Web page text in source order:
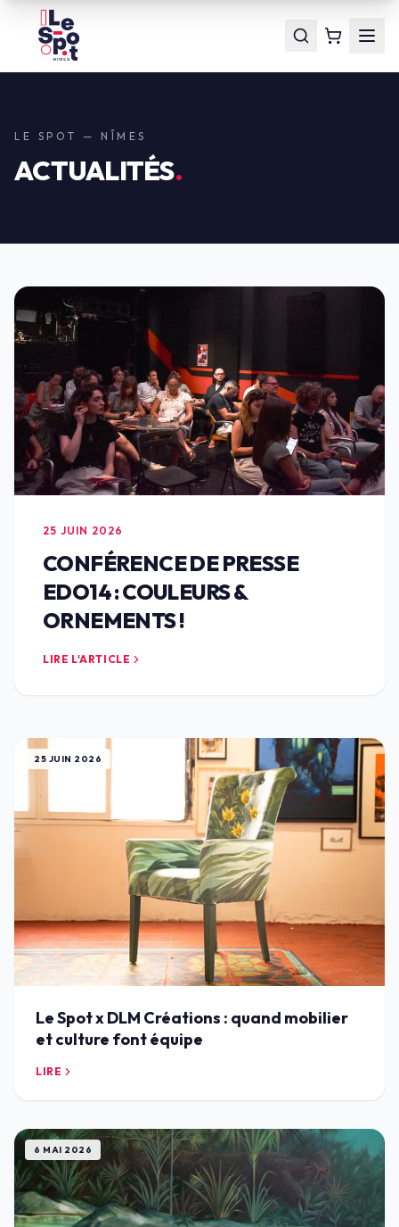
LE SPOT — NÎMES
ACTUALITÉS.
25 JUIN 2026
CONFÉRENCE DE PRESSE
EDO14 : COULEURS &
ORNEMENTS !
LIRE L'ARTICLE
25 JUIN 2026
Le Spot x DLM Créations : quand mobilier
et culture font équipe
LIRE
6 MAI 2026